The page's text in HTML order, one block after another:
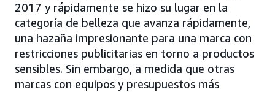
2017 y rápidamente se hizo su lugar en la
categoría de belleza que avanza rápidamente,
una hazaña impresionante para una marca con
restricciones publicitarias en torno a productos
sensibles. Sin embargo, a medida que otras
marcas con equipos y presupuestos más